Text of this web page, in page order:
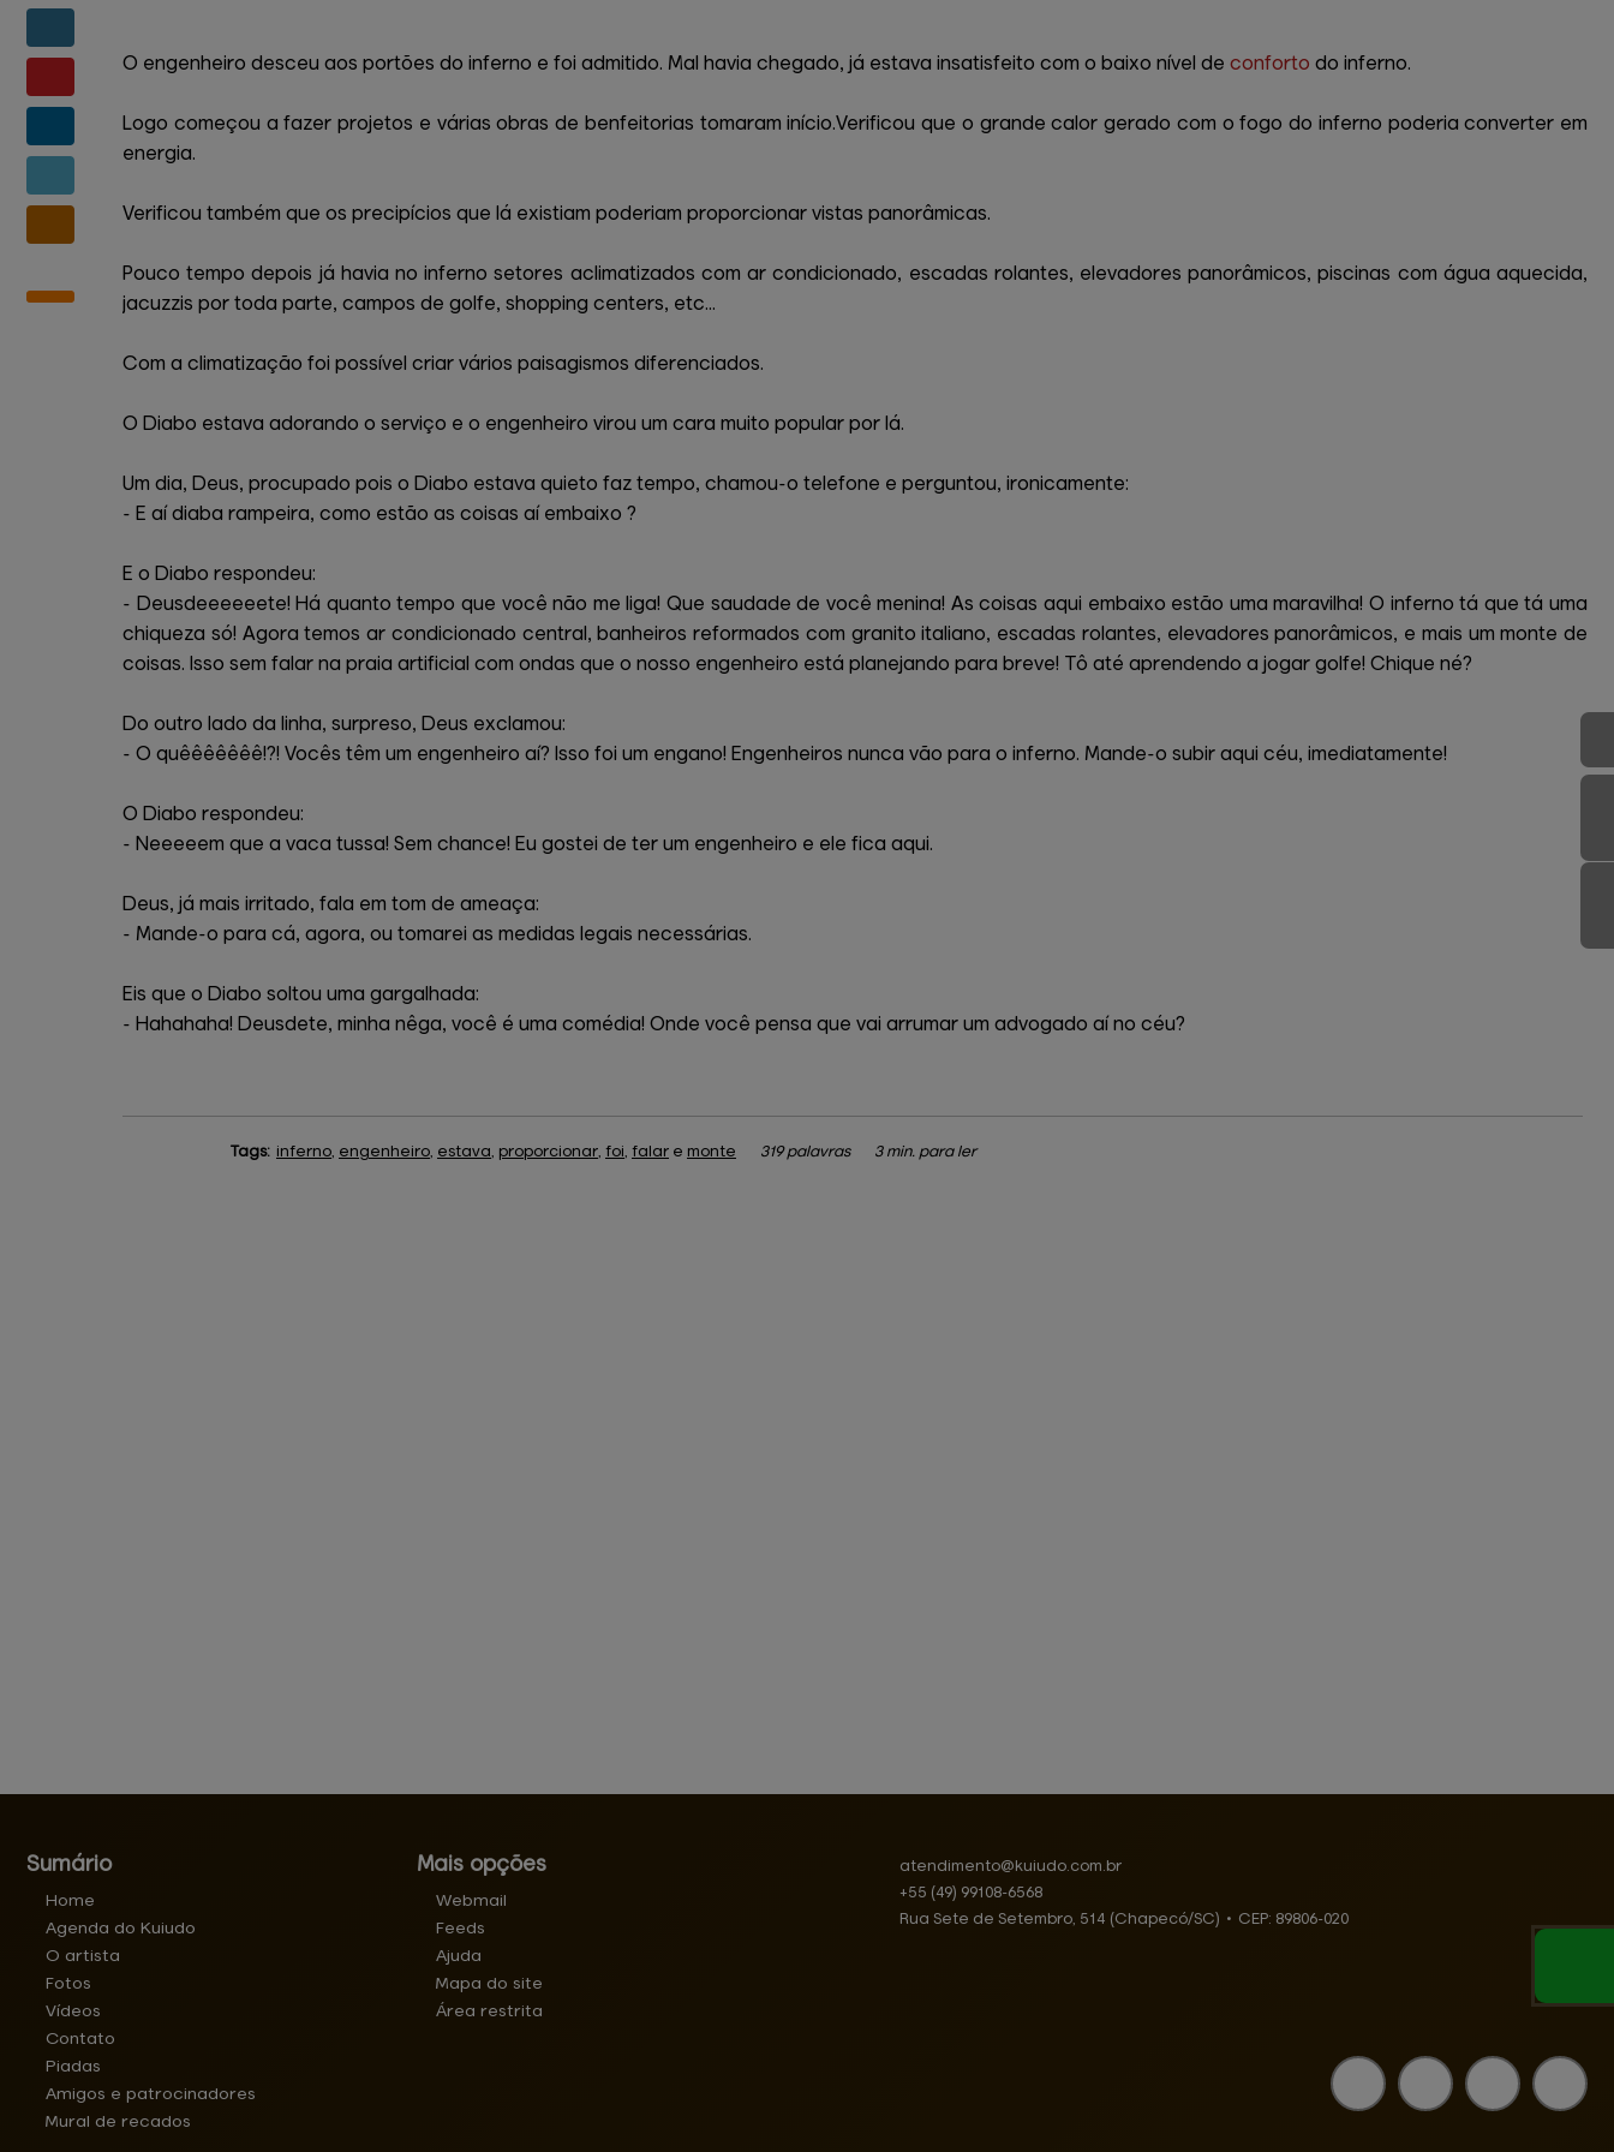
O engenheiro desceu aos portões do inferno e foi admitido. Mal havia chegado, já estava insatisfeito com o baixo nível de conforto do inferno.
Logo começou a fazer projetos e várias obras de benfeitorias tomaram início.Verificou que o grande calor gerado com o fogo do inferno poderia converter em
energia.
Verificou também que os precipícios que lá existiam poderiam proporcionar vistas panorâmicas.
Pouco tempo depois já havia no inferno setores aclimatizados com ar condicionado, escadas rolantes, elevadores panorâmicos, piscinas com água aquecida,
jacuzzis por toda parte, campos de golfe, shopping centers, etc...
Com a climatização foi possível criar vários paisagismos diferenciados.
O Diabo estava adorando o serviço e o engenheiro virou um cara muito popular por lá.
Um dia, Deus, procupado pois o Diabo estava quieto faz tempo, chamou-o telefone e perguntou, ironicamente:
- E aí diaba rampeira, como estão as coisas aí embaixo ?
E o Diabo respondeu:
- Deusdeeeeeete! Há quanto tempo que você não me liga! Que saudade de você menina! As coisas aqui embaixo estão uma maravilha! O inferno tá que tá uma
chiqueza só! Agora temos ar condicionado central, banheiros reformados com granito italiano, escadas rolantes, elevadores panorâmicos, e mais um monte de
coisas. Isso sem falar na praia artificial com ondas que o nosso engenheiro está planejando para breve! Tô até aprendendo a jogar golfe! Chique né?
Do outro lado da linha, surpreso, Deus exclamou:
- O quêêêêêêê!?! Vocês têm um engenheiro aí? Isso foi um engano! Engenheiros nunca vão para o inferno. Mande-o subir aqui céu, imediatamente!
O Diabo respondeu:
- Neeeeem que a vaca tussa! Sem chance! Eu gostei de ter um engenheiro e ele fica aqui.
Deus, já mais irritado, fala em tom de ameaça:
- Mande-o para cá, agora, ou tomarei as medidas legais necessárias.
Eis que o Diabo soltou uma gargalhada:
- Hahahaha! Deusdete, minha nêga, você é uma comédia! Onde você pensa que vai arrumar um advogado aí no céu?
Tags: inferno, engenheiro, estava, proporcionar, foi, falar e monte 319 palavras 3 min. para ler
Sumário
Home
Agenda do Kuiudo
O artista
Fotos
Vídeos
Contato
Piadas
Amigos e patrocinadores
Mural de recados
Mais opções
Webmail
Feeds
Ajuda
Mapa do site
Área restrita
atendimento@ kuiudo.com.br
+55 (49) 99108-6568
Rua Sete de Setembro, 514 (Chapecó/SC) • CEP: 89806-020